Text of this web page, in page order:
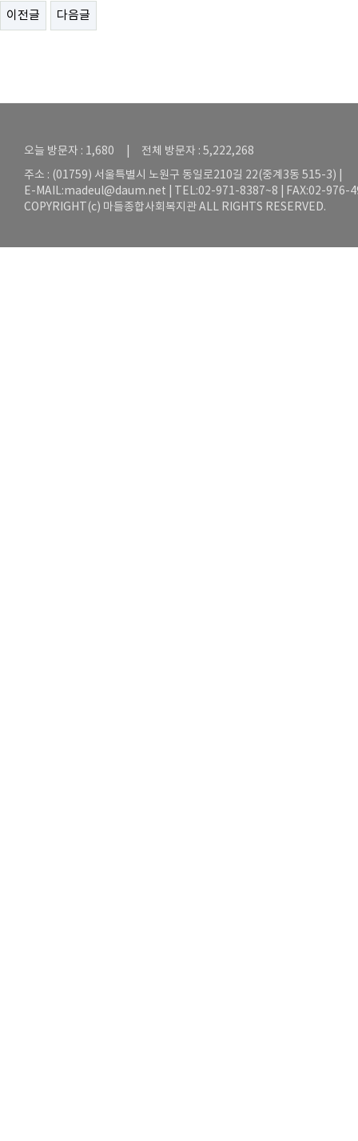
이전글 다음글
오늘 방문자 : 1,680 | 전체 방문자 : 5,222,268
주소 : (01759) 서울특별시 노원구 동일로210길 22(중계3동 515-3) |
E-MAIL:madeul@daum.net | TEL:02-971-8387~8 | FAX:02-976-
COPYRIGHT(c) 마들종합사회복지관 ALL RIGHTS RESERVED.